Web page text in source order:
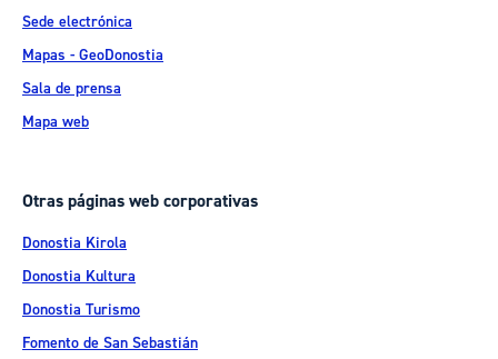
Sede electrónica
Mapas - GeoDonostia
Sala de prensa
Mapa web
Otras páginas web corporativas
Donostia Kirola
Donostia Kultura
Donostia Turismo
Fomento de San Sebastián